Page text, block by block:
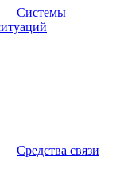
Системы
Средства связи